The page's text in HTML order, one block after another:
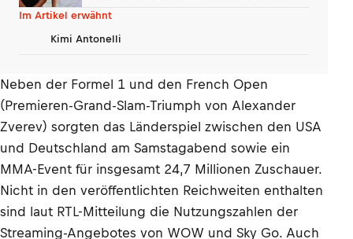
Im Artikel erwähnt
Kimi Antonelli
Neben der Formel 1 und den French Open
(Premieren-Grand-Slam-Triumph von Alexander
Zverev) sorgten das Länderspiel zwischen den USA
und Deutschland am Samstagabend sowie ein
MMA-Event für insgesamt 24,7 Millionen Zuschauer.
Nicht in den veröffentlichten Reichweiten enthalten
sind laut RTL-Mitteilung die Nutzungszahlen der
Streaming-Angebotes von WOW und Sky Go. Auch